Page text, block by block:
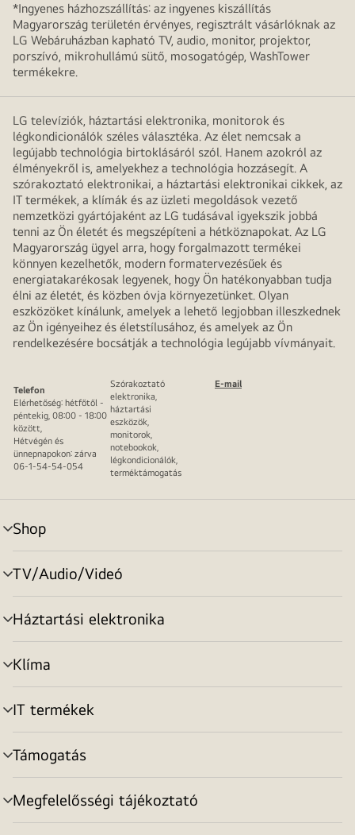
*Ingyenes házhozszállítás: az ingyenes kiszállítás
Magyarország területén érvényes, regisztrált vásárlóknak az
LG Webáruházban kapható TV, audio, monitor, projektor,
porszívó, mikrohullámú sütő, mosogatógép, WashTower
termékekre.
LG televíziók, háztartási elektronika, monitorok és
légkondicionálók széles választéka. Az élet nemcsak a
legújabb technológia birtoklásáról szól. Hanem azokról az
élményekről is, amelyekhez a technológia hozzásegít. A
szórakoztató elektronikai, a háztartási elektronikai cikkek, az
IT termékek, a klímák és az üzleti megoldások vezető
nemzetközi gyártójaként az LG tudásával igyekszik jobbá
tenni az Ön életét és megszépíteni a hétköznapokat. Az LG
Magyarország ügyel arra, hogy forgalmazott termékei
könnyen kezelhetők, modern formatervezésűek és
energiatakarékosak legyenek, hogy Ön hatékonyabban tudja
élni az életét, és közben óvja környezetünket. Olyan
eszközöket kínálunk, amelyek a lehető legjobban illeszkednek
az Ön igényeihez és életstílusához, és amelyek az Ön
rendelkezésére bocsátják a technológia legújabb vívmányait.
Telefon
Elérhetőség: hétfőtől -
péntekig, 08:00 - 18:00
között,
Hétvégén és
ünnepnapokon: zárva
06-1-54-54-054
Szórakoztató
elektronika,
háztartási
eszközök,
monitorok,
notebookok,
légkondicionálók,
terméktámogatás
E-mail
Shop
menu
toggle
TV/Audio/Videó
menu
toggle
Háztartási elektronika
menu
toggle
Klíma
menu
toggle
IT termékek
menu
toggle
Támogatás
menu
toggle
Megfelelősségi tájékoztató
menu
toggle